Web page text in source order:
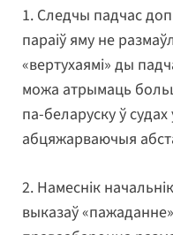
1. Следчы падчас
параіў яму не
«вертухаямі» ды
можа атрымаць
па-беларуску ў
абцяжарваючыя
2. Намеснік
выказаў